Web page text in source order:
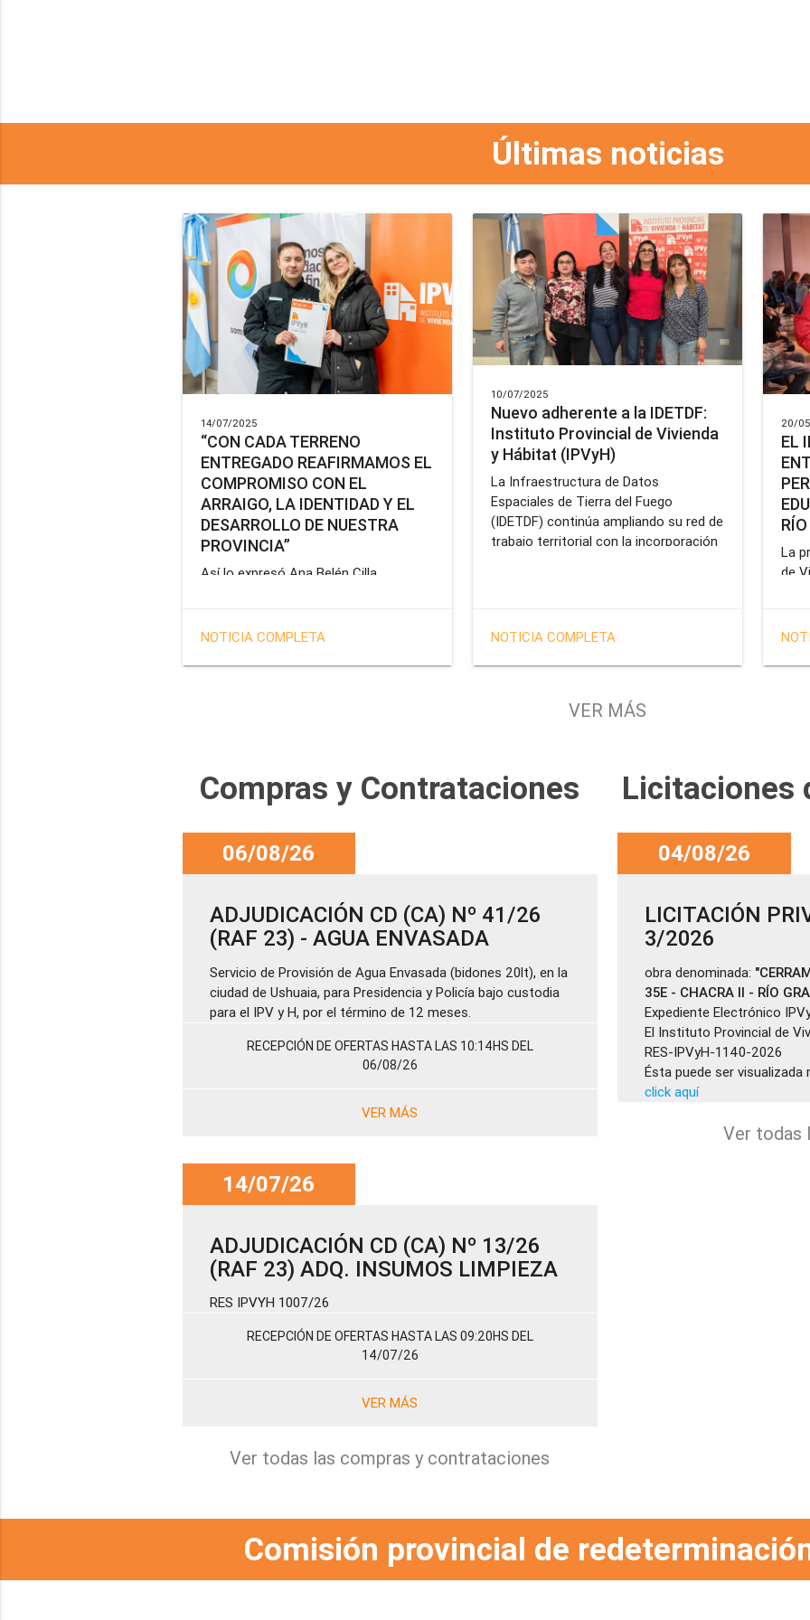
Últimas noticias
14/07/2025
“CON CADA TERRENO
ENTREGADO REAFIRMAMOS EL
COMPROMISO CON EL
ARRAIGO, LA IDENTIDAD Y EL
DESARROLLO DE NUESTRA
PROVINCIA”
Así lo expresó Ana Belén Cilla,
balance del trabajo del organismo en el
adjudicación de lotes a personal
NOTICIA COMPLETA
10/07/2025
Nuevo adherente a la IDETDF:
Instituto Provincial de Vivienda
y Hábitat (IPVyH)
La Infraestructura de Datos
Espaciales de Tierra del Fuego
(IDETDF) continúa ampliando su red de
trabajo territorial con la incorporación
NOTICIA COMPLETA
20/
EL
La
de
VER MÁS
Compras y Contrataciones
06/08/26
ADJUDICACIÓN CD (CA) Nº 41/26
(RAF 23) - AGUA ENVASADA
Servicio de Provisión de Agua Envasada (bidones 20lt), en la
ciudad de Ushuaia, para Presidencia y Policía bajo custodia
para el IPV y H, por el término de 12 meses.
RECEPCIÓN DE OFERTAS HASTA LAS 10:14HS DEL
06/08/26
VER MÁS
14/07/26
ADJUDICACIÓN CD (CA) Nº 13/26
(RAF 23) ADQ. INSUMOS LIMPIEZA
RES IPVYH 1007/26
RECEPCIÓN DE OFERTAS HASTA LAS 09:20HS DEL
14/07/26
VER MÁS
Ver todas las compras y contrataciones
Licitaciones
04/08/26
LICITACIÓN
3/2026
obra denominada:
35E - CHACRA II - RÍO
Expediente Electrónico
El Instituto Provincial de
RES-IPVyH-1140-2026
Ésta puede ser visualizada
click aquí
Ver todas
Comisión provincial de